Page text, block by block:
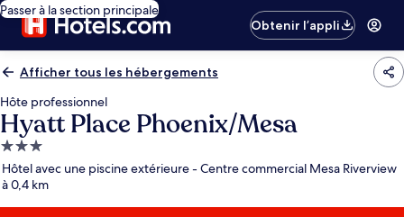
Passer à la section principale
Obtenir l’appli
Afficher tous les hébergements
Hôte professionnel
Hyatt Place Phoenix/Mesa
Hébergement
3.0 étoiles
Hôtel avec une piscine extérieure - Centre commercial Mesa Riverview
à 0,4 km